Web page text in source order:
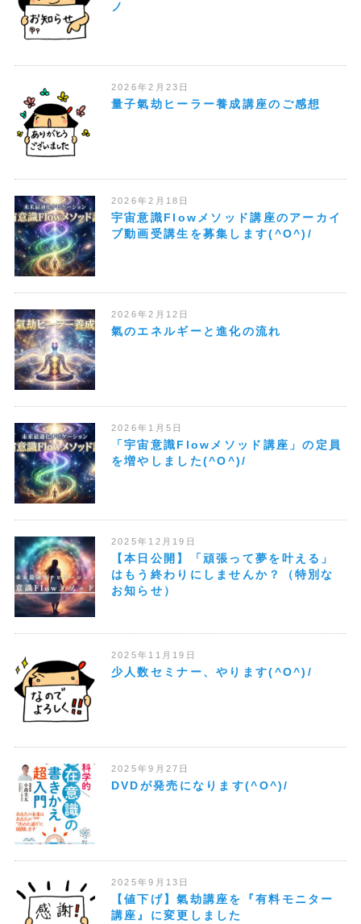
ノ
2026年2月23日
量子氣劫ヒーラー養成講座のご感想
2026年2月18日
宇宙意識Flowメソッド講座のアーカイ
ブ動画受講生を募集します(^O^)/
2026年2月12日
氣のエネルギーと進化の流れ
2026年1月5日
「宇宙意識Flowメソッド講座」の定員
を増やしました(^O^)/
2025年12月19日
【本日公開】「頑張って夢を叶える」
はもう終わりにしませんか？（特別な
お知らせ）
2025年11月19日
少人数セミナー、やります(^O^)/
2025年9月27日
DVDが発売になります(^O^)/
2025年9月13日
【値下げ】氣劫講座を『有料モニター
講座』に変更しました